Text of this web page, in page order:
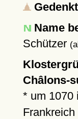
Name
Schützer
Châlons-
* um 1070
Frankreich